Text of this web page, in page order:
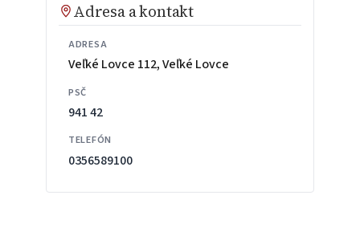
Adresa a kontakt
ADRESA
Veľké Lovce 112, Veľké Lovce
PSČ
941 42
TELEFÓN
0356589100